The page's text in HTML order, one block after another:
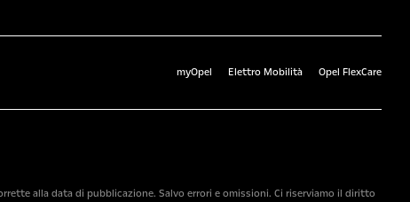
myOpel Elettro Mobilità Opel FlexCare
alla data di pubblicazione. Salvo errori e omissioni. Ci riserviamo il diritto